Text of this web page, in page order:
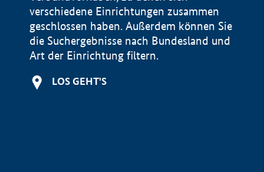
verschiedene Einrichtungen zusammen
geschlossen haben. Außerdem können Sie
die Suchergebnisse nach Bundesland und
Art der Einrichtung filtern.
LOS GEHT'S